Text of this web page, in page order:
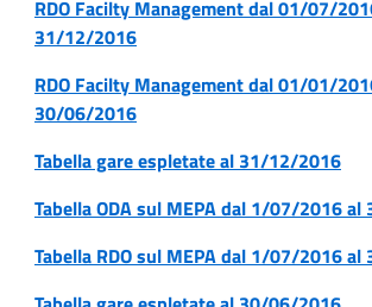
RDO Facilty Management dal 01/07/
31/12/2016
RDO Facilty Management dal 01/01/
30/06/2016
Tabella gare espletate al 31/12/2016
Tabella ODA sul MEPA dal 1/07/2016
Tabella RDO sul MEPA dal 1/07/2016